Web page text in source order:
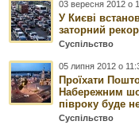
03 вересня 2012 о
У Києві
заторний
Суспільство
05 липня 2012 о
Проїхати
Набережним
півроку буде
Суспільство